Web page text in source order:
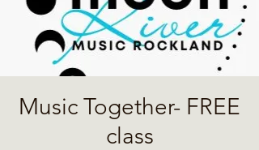
Music Together- FREE
class